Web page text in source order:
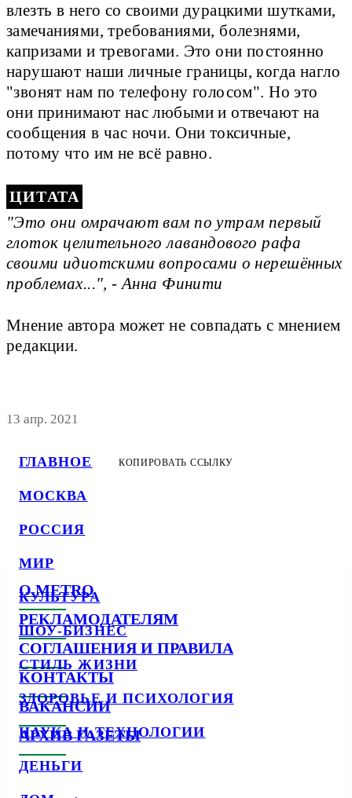
ГЛАВНОЕ
МОСКВА
РОССИЯ
МИР
КУЛЬТУРА
ШОУ-БИЗНЕС
СТИЛЬ ЖИЗНИ
ЗДОРОВЬЕ И ПСИХОЛОГИЯ
НАУКА И ТЕХНОЛОГИИ
ДЕНЬГИ
влезть в него со своими дурацкими шутками,
замечаниями, требованиями, болезнями,
капризами и тревогами. Это они постоянно
нарушают наши личные границы, когда нагло
"звонят нам по телефону голосом". Но это
они принимают нас любыми и отвечают на
сообщения в час ночи. Они токсичные,
потому что им не всё равно.
"Это они омрачают вам по утрам первый
глоток целительного лавандового рафа
своими идиотскими вопросами о нерешённых
проблемах...", - Анна Финити
Мнение автора может не совпадать с мнением
редакции.
13 апр. 2021
КОПИРОВАТЬ ССЫЛКУ
О METRO
РЕКЛАМОДАТЕЛЯМ
СОГЛАШЕНИЯ И ПРАВИЛА
КОНТАКТЫ
ВАКАНСИИ
АРХИВ ГАЗЕТЫ